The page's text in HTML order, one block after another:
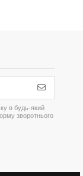
в будь-який
зворотнього